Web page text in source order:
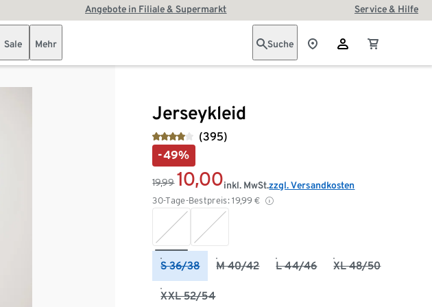
Angebote in Filiale & Supermarkt Service & Hilfe
Sale Mehr Suche
Jerseykleid
(395)
-49%
19,99 10,00
30-Tage-Bestpreis: 19,99 €
inkl. MwSt.zzgl. Versandkosten
S 36/38 M 40/42 L 44/46 XL 48/50
XXL 52/54